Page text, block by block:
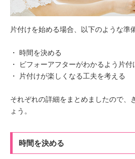
片付けを始める場合、以下のような準
・ 時間を決める
・ ビフォーアフターがわかるよう片
・ 片付けが楽しくなる工夫を考える
それぞれの詳細をまとめましたので、
ょう。
時間を決める